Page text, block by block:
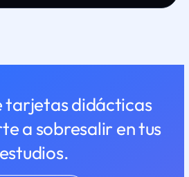
tarjetas didácticas
a sobresalir en tus
estudios.